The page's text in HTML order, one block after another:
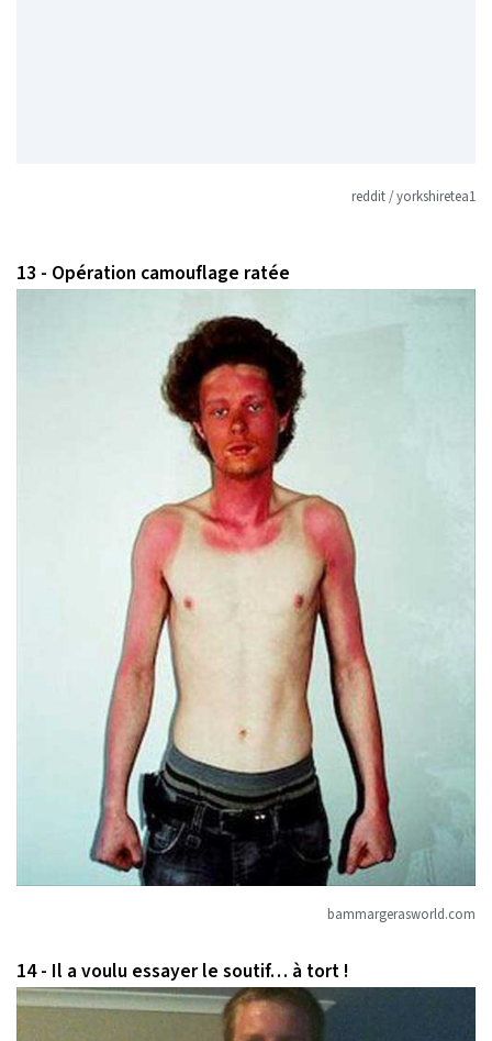
reddit / yorkshiretea1
13 - Opération camouflage ratée
bammargerasworld.com
14 - Il a voulu essayer le soutif… à tort !